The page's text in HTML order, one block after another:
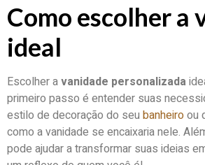
Como escolher a
ideal
Escolher avanidade personalizada
primeiro passo é entender suas
estilo de decoração do seu banheiroou
como a vanidade se encaixaria nele.
pode ajudar a transformar suas ideias